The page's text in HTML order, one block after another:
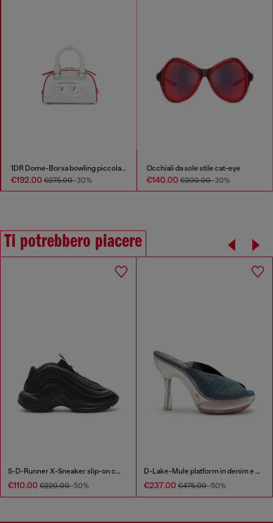
1DR Dome-Borsa bowling piccola colour-block
€192.00€275.00-30%
Occhiali da sole stile cat-eye
€140.00€200.00-30%
Ti potrebbero piacere
S-D-Runner X-Sneaker slip-on con fondo Oval D opaco
€110.00 €220.00-50%
D-Lake-Mule platform in denim e plexiglass
€237.00 €475.00-50%